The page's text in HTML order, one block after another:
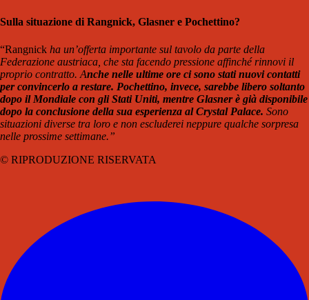
Sulla situazione di Rangnick, Glasner e Pochettino?
“Rangnick ha un’offerta importante sul tavolo da parte della
Federazione austriaca, che sta facendo pressione affinché rinnovi il
proprio contratto. Anche nelle ultime ore ci sono stati nuovi contatti
per convincerlo a restare. Pochettino, invece, sarebbe libero soltanto
dopo il Mondiale con gli Stati Uniti, mentre Glasner è già disponibile
dopo la conclusione della sua esperienza al Crystal Palace. Sono
situazioni diverse tra loro e non escluderei neppure qualche sorpresa
nelle prossime settimane.”
© RIPRODUZIONE RISERVATA